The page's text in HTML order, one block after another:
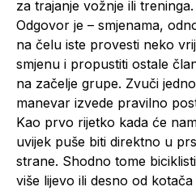
za trajanje vožnje ili
Odgovor je – smjenama,
na čelu iste provesti neko
smjenu i propustiti ostale
na začelje grupe. Zvuči
manevar izvede pravilno
Kao prvo rijetko kada će
uvijek puše biti direktno u
strane. Shodno tome
više lijevo ili desno od